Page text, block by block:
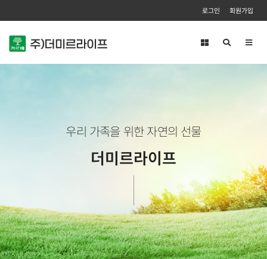
로그인 회원가입
우리 가족을 위한 자연의 선물
더미르라이프